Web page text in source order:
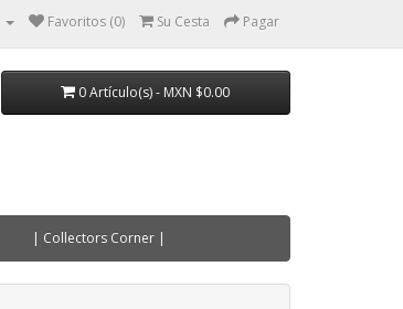
Favoritos (0) Su Cesta Pagar
0 Artículo(s) - MXN $0.00
| Collectors Corner |